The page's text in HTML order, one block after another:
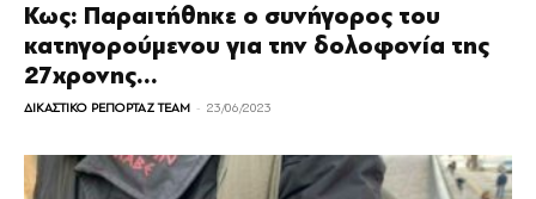
Κως: Παραιτήθηκε ο συνήγορος του
κατηγορούμενου για την δολοφονία της
27χρονης...
ΔΙΚΑΣΤΙΚΟ ΡΕΠΟΡΤΑΖ TEAM - 23/06/2023